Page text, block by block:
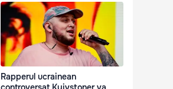
Rapperul ucrainean